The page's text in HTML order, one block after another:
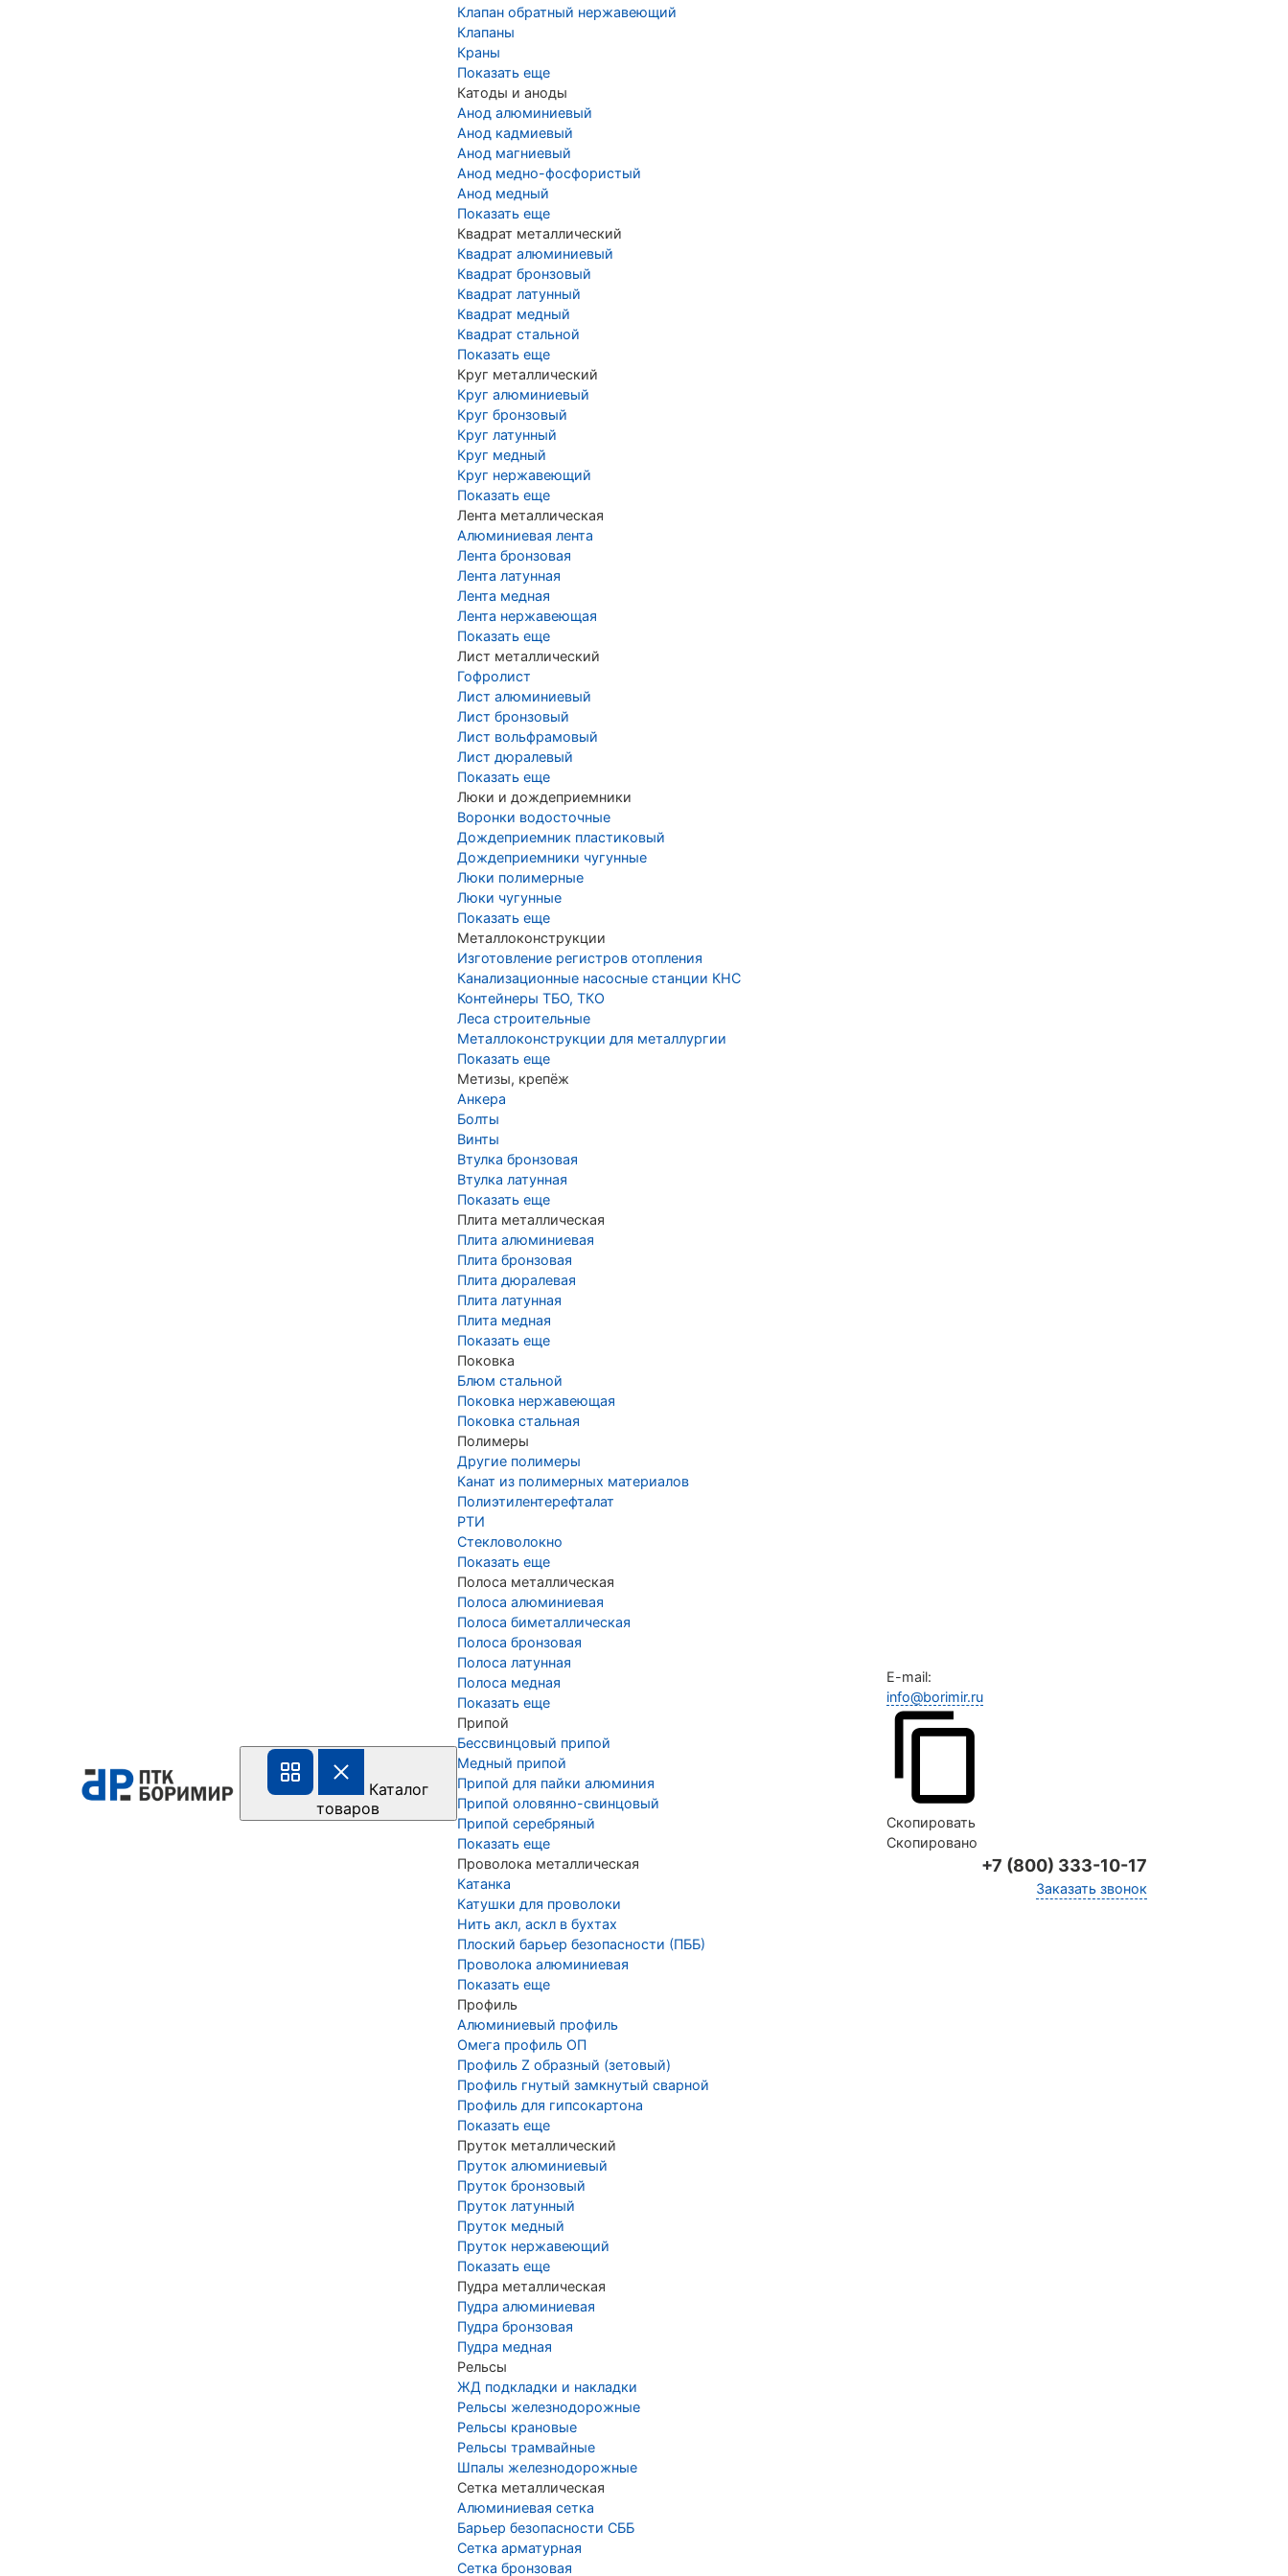
Каталог
товаров
Клапан обратный нержавеющий
Клапаны
Краны
Показать еще
Катоды и аноды
Анод алюминиевый
Анод кадмиевый
Анод магниевый
Анод медно-фосфористый
Анод медный
Показать еще
Квадрат металлический
Квадрат алюминиевый
Квадрат бронзовый
Квадрат латунный
Квадрат медный
Квадрат стальной
Показать еще
Круг металлический
Круг алюминиевый
Круг бронзовый
Круг латунный
Круг медный
Круг нержавеющий
Показать еще
Лента металлическая
Алюминиевая лента
Лента бронзовая
Лента латунная
Лента медная
Лента нержавеющая
Показать еще
Лист металлический
Гофролист
Лист алюминиевый
Лист бронзовый
Лист вольфрамовый
Лист дюралевый
Показать еще
Люки и дождеприемники
Воронки водосточные
Дождеприемник пластиковый
Дождеприемники чугунные
Люки полимерные
Люки чугунные
Показать еще
Металлоконструкции
Изготовление регистров отопления
Канализационные насосные станции КНС
Контейнеры ТБО, ТКО
Леса строительные
Металлоконструкции для металлургии
Показать еще
Метизы, крепёж
Анкера
Болты
Винты
Втулка бронзовая
Втулка латунная
Показать еще
Плита металлическая
Плита алюминиевая
Плита бронзовая
Плита дюралевая
Плита латунная
Плита медная
Показать еще
Поковка
Блюм стальной
Поковка нержавеющая
Поковка стальная
Полимеры
Другие полимеры
Канат из полимерных материалов
Полиэтилентерефталат
РТИ
Стекловолокно
Показать еще
Полоса металлическая
Полоса алюминиевая
Полоса биметаллическая
Полоса бронзовая
Полоса латунная
Полоса медная
Показать еще
Припой
Бессвинцовый припой
Медный припой
Припой для пайки алюминия
Припой оловянно-свинцовый
Припой серебряный
Показать еще
Проволока металлическая
Катанка
Катушки для проволоки
Нить акл, аскл в бухтах
Плоский барьер безопасности (ПББ)
Проволока алюминиевая
Показать еще
Профиль
Алюминиевый профиль
Омега профиль ОП
Профиль Z образный (зетовый)
Профиль гнутый замкнутый сварной
Профиль для гипсокартона
Показать еще
Пруток металлический
Пруток алюминиевый
Пруток бронзовый
Пруток латунный
Пруток медный
Пруток нержавеющий
Показать еще
Пудра металлическая
Пудра алюминиевая
Пудра бронзовая
Пудра медная
Рельсы
ЖД подкладки и накладки
Рельсы железнодорожные
Рельсы крановые
Рельсы трамвайные
Шпалы железнодорожные
Сетка металлическая
Алюминиевая сетка
Барьер безопасности СББ
Сетка арматурная
Сетка бронзовая
E-mail:
info@borimir.ru
Скопировать
Скопировано
+7 (800) 333-10-17
Заказать звонок